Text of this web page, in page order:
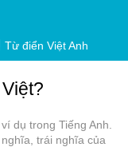
Từ điển Việt Anh
dụ trong Tiếng Anh.
trái nghĩa của